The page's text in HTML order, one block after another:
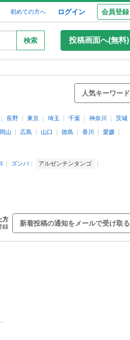
初めての方へ ログイン 会員登録
検索 投稿画面へ(無料)
人気キーワード
長野 東京 埼玉 千葉 神奈川
茨城
岡山 広島 山口 徳島 香川
愛媛
ズンバ
アルゼンチンタンゴ
方
録
新着投稿の通知をメールで受け取る